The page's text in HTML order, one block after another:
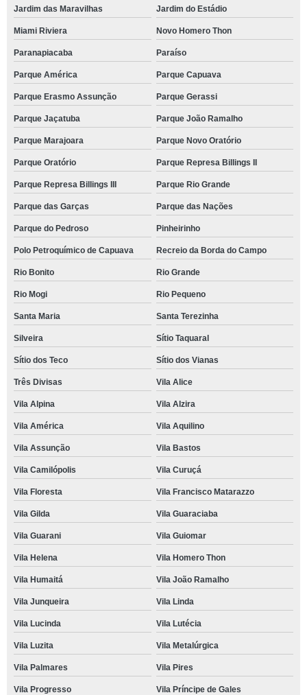
Jardim das Maravilhas Jardim do Estádio
Miami Riviera Novo Homero Thon
Paranapiacaba Paraíso
Parque América Parque Capuava
Parque Erasmo Assunção Parque Gerassi
Parque Jaçatuba Parque João Ramalho
Parque Marajoara Parque Novo Oratório
Parque Oratório Parque Represa Billings II
Parque Represa Billings III Parque Rio Grande
Parque das Garças Parque das Nações
Parque do Pedroso Pinheirinho
Polo Petroquímico de Capuava Recreio da Borda do Campo
Rio Bonito Rio Grande
Rio Mogi Rio Pequeno
Santa Maria Santa Terezinha
Silveira Sítio Taquaral
Sítio dos Teco Sítio dos Vianas
Três Divisas Vila Alice
Vila Alpina Vila Alzira
Vila América Vila Aquilino
Vila Assunção Vila Bastos
Vila Camilópolis Vila Curuçá
Vila Floresta Vila Francisco Matarazzo
Vila Gilda Vila Guaraciaba
Vila Guarani Vila Guiomar
Vila Helena Vila Homero Thon
Vila Humaitá Vila João Ramalho
Vila Junqueira Vila Linda
Vila Lucinda Vila Lutécia
Vila Luzita Vila Metalúrgica
Vila Palmares Vila Pires
Vila Progresso Vila Príncipe de Gales